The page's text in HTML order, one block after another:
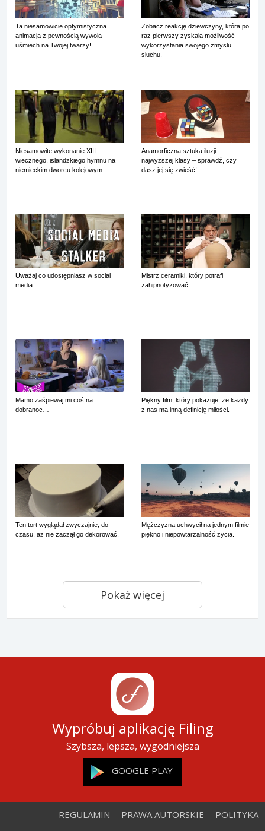
Ta niesamowicie optymistyczna
animacja z pewnością wywoła
uśmiech na Twojej twarzy!
Zobacz reakcję dziewczyny, która po
raz pierwszy zyskała możliwość
wykorzystania swojego zmysłu
słuchu.
Niesamowite wykonanie XIII-
wiecznego, islandzkiego hymnu na
niemieckim dworcu kolejowym.
Anamorficzna sztuka iluzji
najwyższej klasy – sprawdź, czy
dasz jej się zwieść!
Uważaj co udostępniasz w social
media.
Mistrz ceramiki, który potrafi
zahipnotyzować.
Mamo zaśpiewaj mi coś na
dobranoc…
Piękny film, który pokazuje, że każdy
z nas ma inną definicję miłości.
Ten tort wyglądał zwyczajnie, do
czasu, aż nie zaczął go dekorować.
Mężczyzna uchwycił na jednym filmie
piękno i niepowtarzalność życia.
Pokaż więcej
Wypróbuj aplikację Filing
Szybsza, lepsza, wygodniejsza
GOOGLE PLAY
REGULAMIN PRAWA AUTORSKIE POLITYKA